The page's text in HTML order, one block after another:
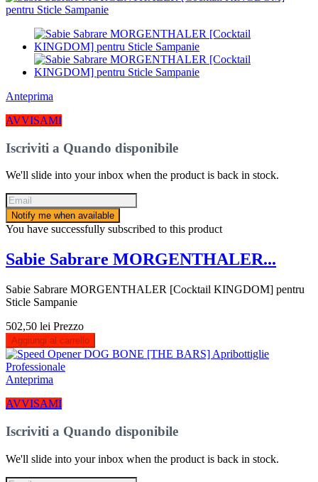
Anteprima
AVVISAMI
Iscriviti a Quando disponibile
We'll slide into your inbox when the product is back in stock.
Notify me when available
You have successfully subscribed to this product
Sabie Sabrare MORGENTHALER...
Sabie Sabrare MORGENTHALER [Cocktail KINGDOM] pentru
Sticle Sampanie
502,50 lei Prezzo
Aggiungi al carrello
Anteprima
AVVISAMI
Iscriviti a Quando disponibile
We'll slide into your inbox when the product is back in stock.